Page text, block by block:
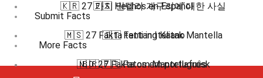
Submit Facts
More Facts
🇰🇷 27 가지 만텔라 개구리에 대한 사실
🇲🇸 27 Fakta tentang Katak Mantella
🇳🇴 27 Fakta om Mantellafrosk
🇪🇸 Hechos en Español
🇮🇹 Fatti in Italiano
🇧🇷 🇵🇹 Fatos em português